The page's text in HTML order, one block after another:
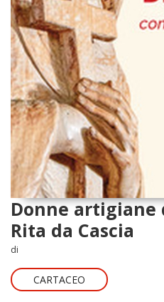
Donne artigiane
Rita da Cascia
di
CARTACEO